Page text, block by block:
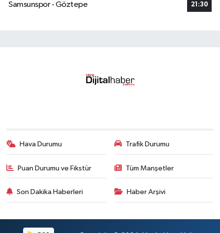
Samsunspor - Göztepe
21:30
Hava Durumu Trafik Durumu
Puan Durumu ve Fikstür Tüm Manşetler
Son Dakika Haberleri Haber Arşivi